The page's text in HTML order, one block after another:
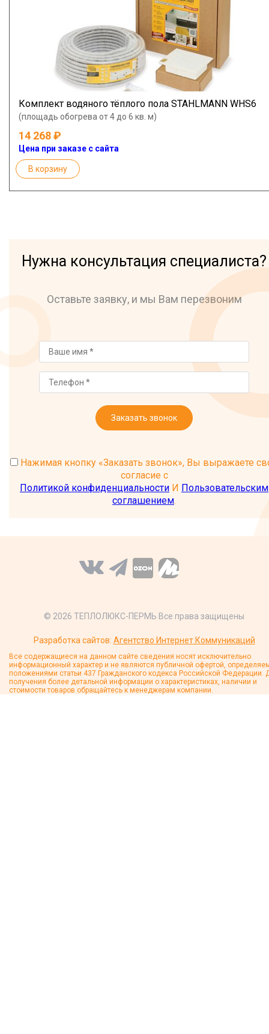
Комплект водяного тёплого пола STAHLMANN WHS6
(площадь обогрева от 4 до 6 кв. м)
14 268
Цена при заказе с сайта
В корзину
Нужна консультация специалиста?
Оставьте заявку, и мы Вам перезвоним
Заказать звонок
Нажимая кнопку «Заказать звонок», Вы выражаете
согласие с
Политикой конфиденциальности И Пользовательским
соглашением.
© 2026 ТЕПЛОЛЮКС-ПЕРМЬ Все права защищены
Разработка сайтов: Агентство Интернет Коммуникаций
Все содержащиеся на данном сайте сведения носят исключительно
информационный характер и не являются публичной офертой,
положениями статьи 437 Гражданского кодекса Российской Федерации.
получения более детальной информации о характеристиках, наличии и
стоимости товаров обращайтесь к менеджерам компании.